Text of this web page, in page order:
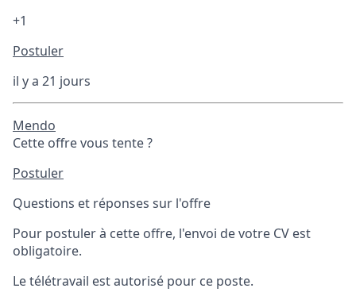
+1
Postuler
il y a 21 jours
Mendo
Cette offre vous tente ?
Postuler
Questions et réponses sur l'offre
Pour postuler à cette offre, l'envoi de votre CV est
obligatoire.
Le télétravail est autorisé pour ce poste.